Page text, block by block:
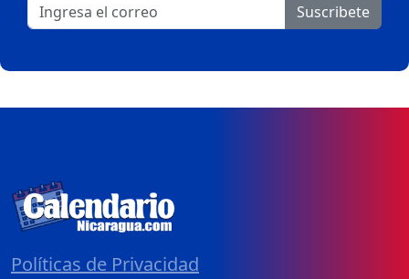
Suscribete
Políticas de Privacidad